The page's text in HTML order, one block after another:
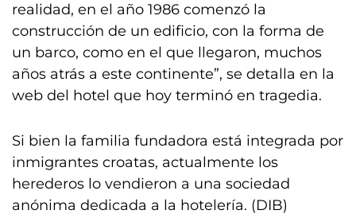
realidad, en el año 1986 comenzó la
construcción de un edificio, con la forma de
un barco, como en el que llegaron, muchos
años atrás a este continente”, se detalla en la
web del hotel que hoy terminó en tragedia.
Si bien la familia fundadora está integrada por
inmigrantes croatas, actualmente los
herederos lo vendieron a una sociedad
anónima dedicada a la hotelería. (DIB)